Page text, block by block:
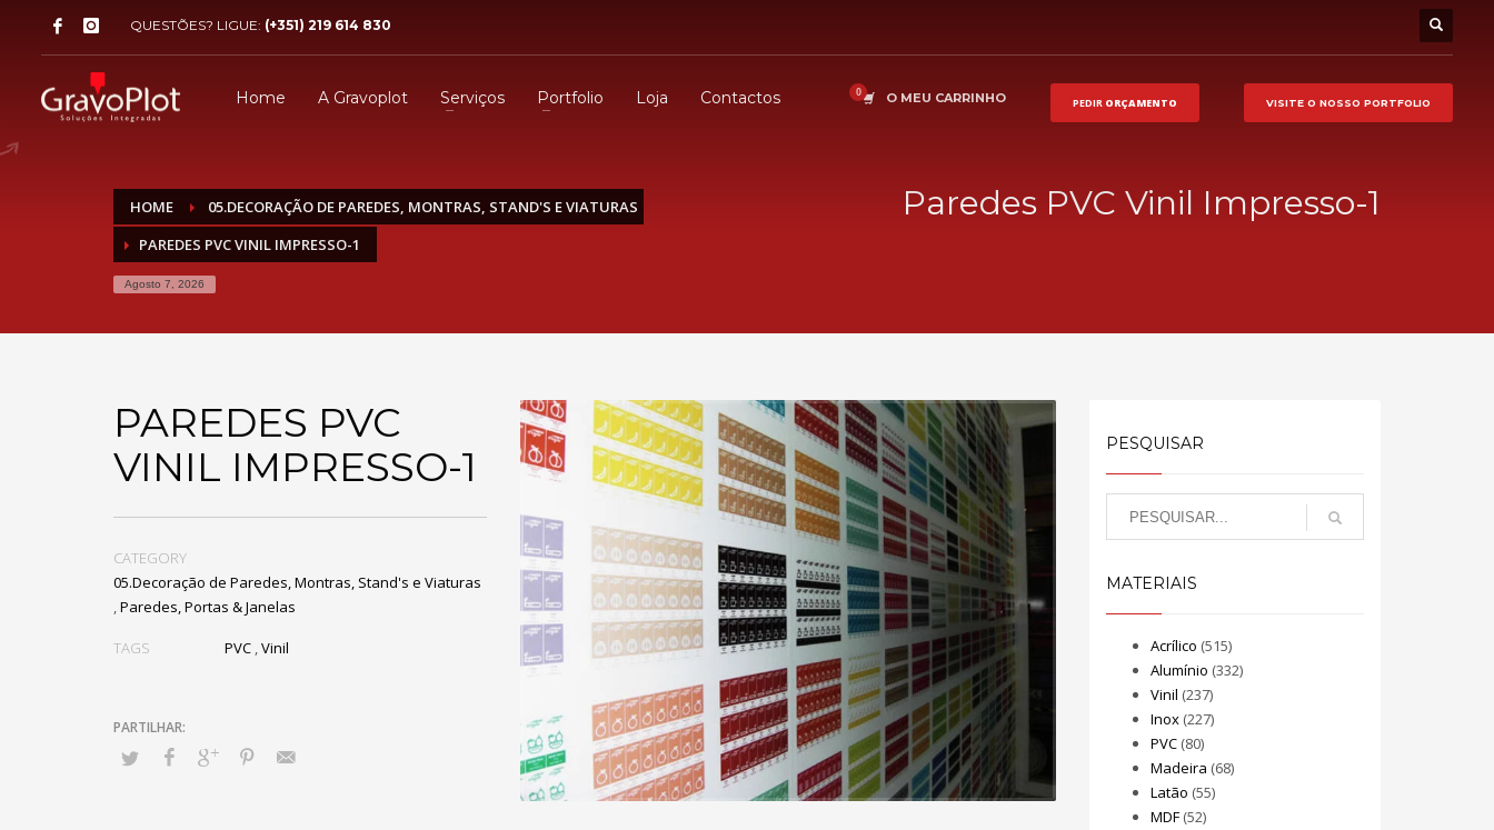
QUESTÕES? LIGUE: (+351) 219 614 830
Home A Gravoplot Serviços Portfolio Loja Contactos O MEU CARRINHO PEDIR ORÇAMENTO VISITE O NOSSO PORTFOLIO
HOME
05.DECORAÇÃO DE PAREDES, MONTRAS, STAND'S E VIATURAS
PAREDES PVC VINIL IMPRESSO-1
Agosto 7, 2026
Paredes PVC Vinil Impresso-1
PAREDES PVC
VINIL IMPRESSO-1
CATEGORY
05.Decoração de Paredes, Montras, Stand's e Viaturas
,Paredes, Portas & Janelas
TAGS PVC ,Vinil
PESQUISAR
MATERIAIS
Acrílico (515)
Alumínio (332)
Vinil (237)
Inox(227)
PVC(80)
Madeira (68)
Latão (55)
MDF(52)